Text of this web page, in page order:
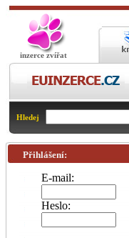
inzerce zvířat
Hledej
Přihlášení:
E-mail:
Heslo: